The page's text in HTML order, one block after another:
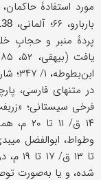
باربارو، ۶۶؛ آلمانی، II/
پردۀ منبر و حجابِ
ابن‌بطوطه، ۱/ ۳۴۷؛ شاردن، ۳/ ۷۴).
در متنهای فارسی،
۱۴ ق/ ۱۱
تا ۱۳
شده، و یا به‌صورت